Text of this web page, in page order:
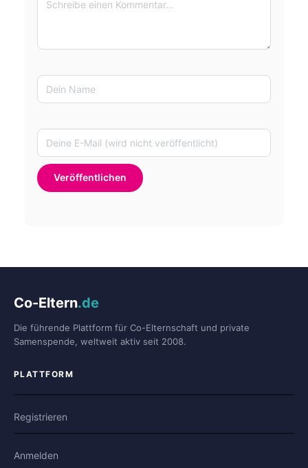
Co-Eltern.de
Die führende Plattform für Co-Elternschaft und private
Samenspende, weltweit aktiv seit 2008.
PLATTFORM
Registrieren
Anmelden